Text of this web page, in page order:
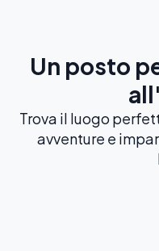
Un posto
Trova il luogo
avventure e